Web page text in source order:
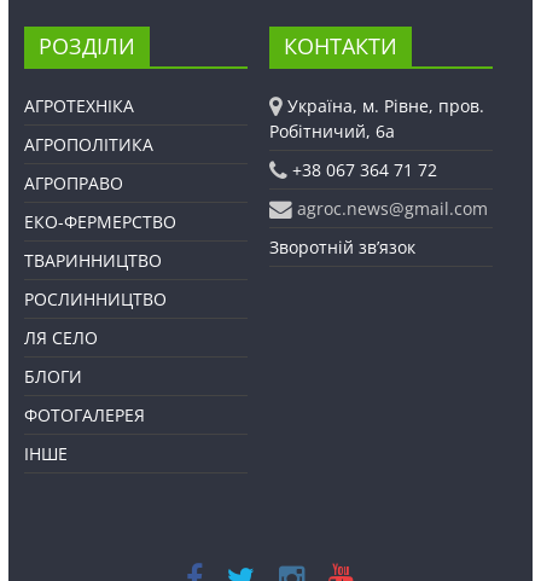
РОЗДІЛИ
АГРОТЕХНІКА
АГРОПОЛІТИКА
АГРОПРАВО
ЕКО-ФЕРМЕРСТВО
ТВАРИННИЦТВО
РОСЛИННИЦТВО
ЛЯ СЕЛО
БЛОГИ
ФОТОГАЛЕРЕЯ
ІНШЕ
КОНТАКТИ
Україна, м. Рівне, пров.
Робітничий, 6а
+38 067 364 71 72
agroc.news@gmail.com
Зворотній зв’язок